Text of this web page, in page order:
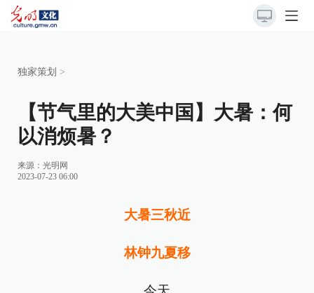
独家策划 >
【节气里的大美中国】大暑：何
以消烦暑？
来源： 光明网
2023-07-23 06:00
大暑三秋近
林钟九夏移